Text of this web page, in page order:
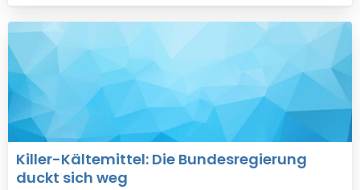
Killer-Kältemittel: Die Bundesregierung
duckt sich weg